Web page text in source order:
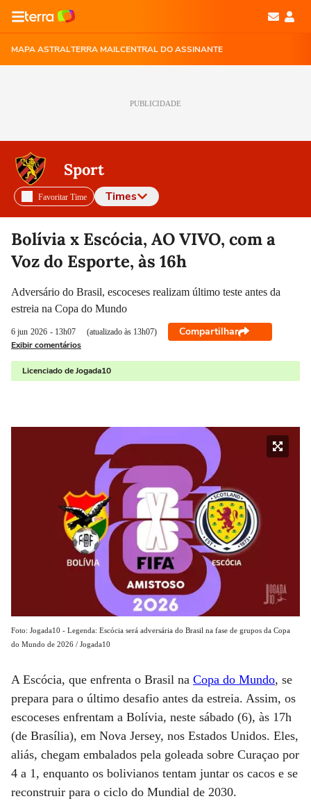
MAPA ASTRALTERRA MAILCENTRAL DO ASSINANTE
PUBLICIDADE
Sport
Favoritar Time Times
Selecione o time para ver as notícias
Bolívia x Escócia, AO VIVO, com a
Voz do Esporte, às 16h
Adversário do Brasil, escoceses realizam último teste antes da
estreia na Copa do Mundo
6 jun 2026 - 13h07 (atualizado às 13h07) Compartilhar
Exibir comentários
Licenciado de Jogada10
Foto: Jogada10 - Legenda: Escócia será adversária do Brasil na fase de grupos da Copa
do Mundo de 2026 / Jogada10
A Escócia, que enfrenta o Brasil na Copa do Mundo, se
prepara para o último desafio antes da estreia. Assim, os
escoceses enfrentam a Bolívia, neste sábado (6), às 17h
(de Brasília), em Nova Jersey, nos Estados Unidos. Eles,
aliás, chegam embalados pela goleada sobre Curaçao por
4 a 1, enquanto os bolivianos tentam juntar os cacos e se
reconstruir para o ciclo do Mundial de 2030.